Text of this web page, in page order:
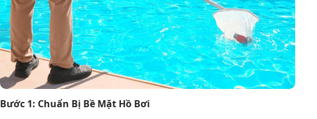
Bước 1: Chuẩn Bị Bề Mặt Hồ Bơi